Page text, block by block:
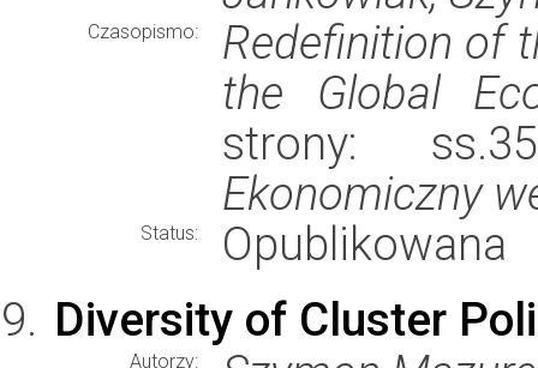
Czasopismo:
Redefinition of
the Global
strony:
Ekonomiczny
Status:
Opublikowana
Diversity of Cluster
Autorzy: